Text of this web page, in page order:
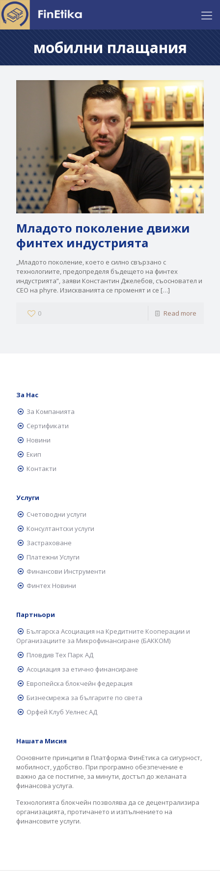
мобилни плащания
Младото поколение движи
финтех индустрията
„Младото поколение, което е силно свързано с
технологиите, предопределя бъдещето на финтех
индустрията”, заяви Константин Джелебов, съосновател и
CEO на phyre. Изискванията се променят и се […]
0 Read more
За Нас
За Компанията
Сертификати
Новини
Екип
Контакти
Услуги
Счетоводни услуги
Консултантски услуги
Застраховане
Платежни Услуги
Финансови Инструменти
Финтех Новини
Партньори
Българска Асоциация на Кредитните Кооперации и
Организациите за Микрофинансиране (БАККОМ)
Пловдив Тех Парк АД
Асоциация за етично финансиране
Европейска блокчейн федерация
Бизнесмрежа за българите по света
Орфей Клуб Уелнес АД
Нашата Мисия
Основните принципи в Платформа ФинЕтика са сигурност,
мобилност, удобство. При програмно обезпечение е
важно да се постигне, за минути, достъп до желаната
финансова услуга.
Технологията блокчейн позволява да се децентрализира
организацията, протичането и изпълнението на
финансовите услуги.